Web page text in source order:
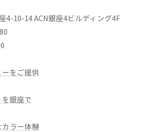
4-10-14 ACN銀座4ビルディング4F
をご提供
銀座で
ラー体験